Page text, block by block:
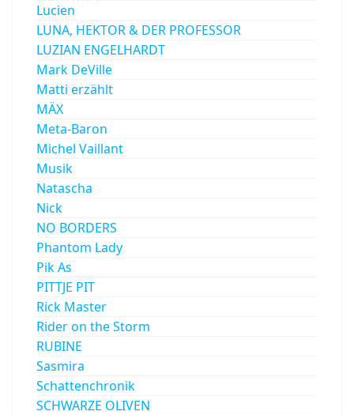
Lucien
LUNA, HEKTOR & DER PROFESSOR
LUZIAN ENGELHARDT
Mark DeVille
Matti erzählt
MÄX
Meta-Baron
Michel Vaillant
Musik
Natascha
Nick
NO BORDERS
Phantom Lady
Pik As
PITTJE PIT
Rick Master
Rider on the Storm
RUBINE
Sasmira
Schattenchronik
SCHWARZE OLIVEN